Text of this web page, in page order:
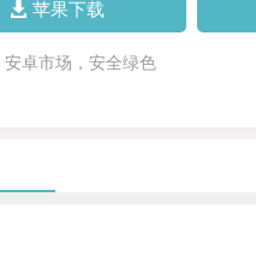
苹果下载
安卓市场，安全绿色